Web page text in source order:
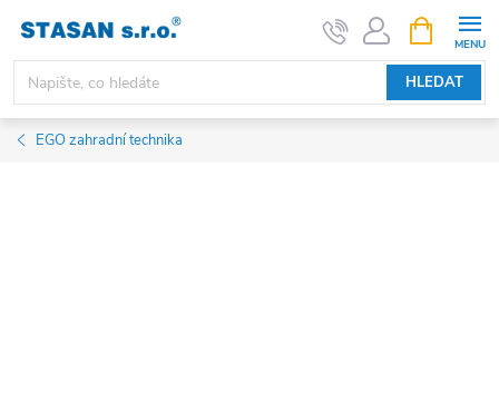
obsah
HLEDAT
NÁKUPNÍ
KOŠÍK
EGO zahradní technika